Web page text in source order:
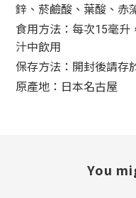
鋅、菸鹼酸、葉酸、赤
食用方法：每次15毫
汁中飲用
保存方法：開封後請存
原產地：日本名古屋
You